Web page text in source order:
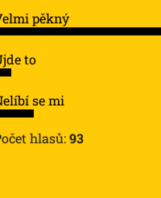
pěkný
to
se mi
hlasů:93